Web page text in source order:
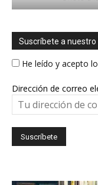
Suscríbete a nuestro
He leído y acepto
Dirección de correo